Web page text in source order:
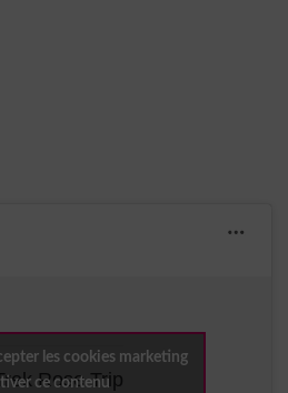
Rose Trip
les cookies marketing
ce contenu